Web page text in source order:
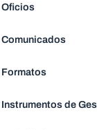
Oficios
Comunicados
Formatos
Instrumentos de